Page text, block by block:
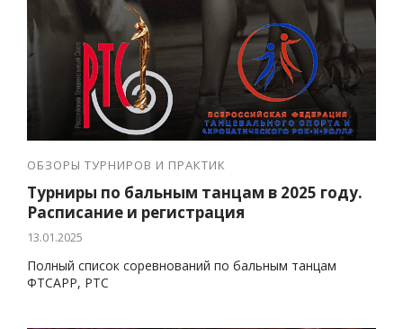
ОБЗОРЫ ТУРНИРОВ И ПРАКТИК
Турниры по бальным танцам в 2025 году.
Расписание и регистрация
13.01.2025
Полный список соревнований по бальным танцам
ФТСАРР, РТС